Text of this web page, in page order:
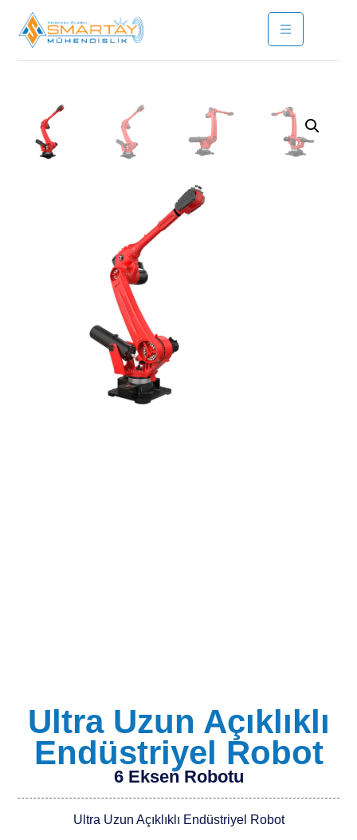
Ultra Uzun Açıklıklı
Endüstriyel Robot
6 Eksen Robotu
Ultra Uzun Açıklıklı Endüstriyel Robot